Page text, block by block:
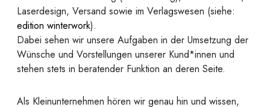
Laserdesign, Versand sowie im Verlagswesen (siehe:
edition winterwork).
Dabei sehen wir unsere Aufgaben in der Umsetzung der
Wünsche und Vorstellungen unserer Kund*innen und
stehen stets in beratender Funktion an deren Seite.
Als Kleinunternehmen hören wir genau hin und wissen,